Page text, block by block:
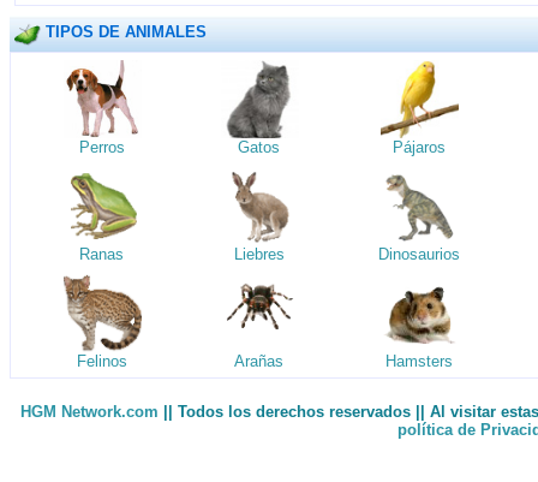
TIPOS DE ANIMALES
Perros Gatos Pájaros
Ranas Liebres Dinosaurios
Felinos Arañas Hamsters
HGM Network.com || Todos los derechos reservados || Al visitar
política de